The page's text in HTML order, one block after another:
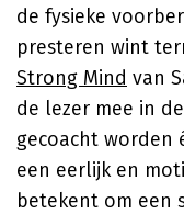
de fysieke
presteren wint
Strong Mind van
de lezer mee in
gecoacht worden
een eerlijk en
betekent om een